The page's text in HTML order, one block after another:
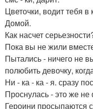
Цветочки, водит тебя
Домой.
Как насчет
Пока вы не жили
Пытались - ничего не
полюбить девочку,
Ни - ка - ка - я. сразу
Проснулась - это же
Героини просыпаются